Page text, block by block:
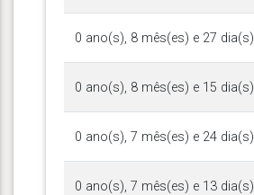
0 ano(s), 8 mês(es) e 27 dia(s)
0 ano(s), 8 mês(es) e 15 dia(s)
0 ano(s), 7 mês(es) e 24 dia(s)
0 ano(s), 7 mês(es) e 13 dia(s)